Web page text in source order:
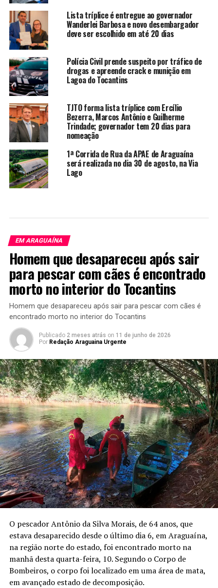
Lista tríplice é entregue ao governador
Wanderlei Barbosa e novo desembargador
deve ser escolhido em até 20 dias
Polícia Civil prende suspeito por tráfico de
drogas e apreende crack e munição em
Lagoa do Tocantins
TJTO forma lista tríplice com Ercílio
Bezerra, Marcos Antônio e Guilherme
Trindade; governador tem 20 dias para
nomeação
1ª Corrida de Rua da APAE de Araguaína
será realizada no dia 30 de agosto, na Via
Lago
EM ARAGUAÍNA
Homem que desapareceu após sair
para pescar com cães é encontrado
morto no interior do Tocantins
Homem que desapareceu após sair para pescar com cães é
encontrado morto no interior do Tocantins
Publicado 2 meses atrás on 11 de junho de 2026
Por Redação Araguaina Urgente
O pescador Antônio da Silva Morais, de 64 anos, que
estava desaparecido desde o último dia 6, em Araguaína,
na região norte do estado, foi encontrado morto na
manhã desta quarta-feira, 10. Segundo o Corpo de
Bombeiros, o corpo foi localizado em uma área de mata,
em avançado estado de decomposição.